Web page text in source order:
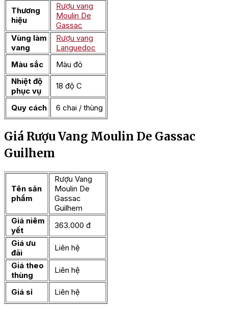
Thương
hiệu
Rượu vang
Moulin De
Gassac
Vùng làm
vang
Rượu vang
Languedoc
Màu sắc
Màu đỏ
Nhiệt độ
phục vụ
18 độ C
Quy cách 6 chai / thùng
Giá Rượu Vang Moulin De Gassac
Guilhem
Tên sản
phẩm
Rượu Vang
Moulin De
Gassac
Guilhem
Giá niêm
yết
363.000 đ
Giá ưu
đãi
Liên hệ
Giá theo
thùng
Liên hệ
Giá sỉ Liên hệ